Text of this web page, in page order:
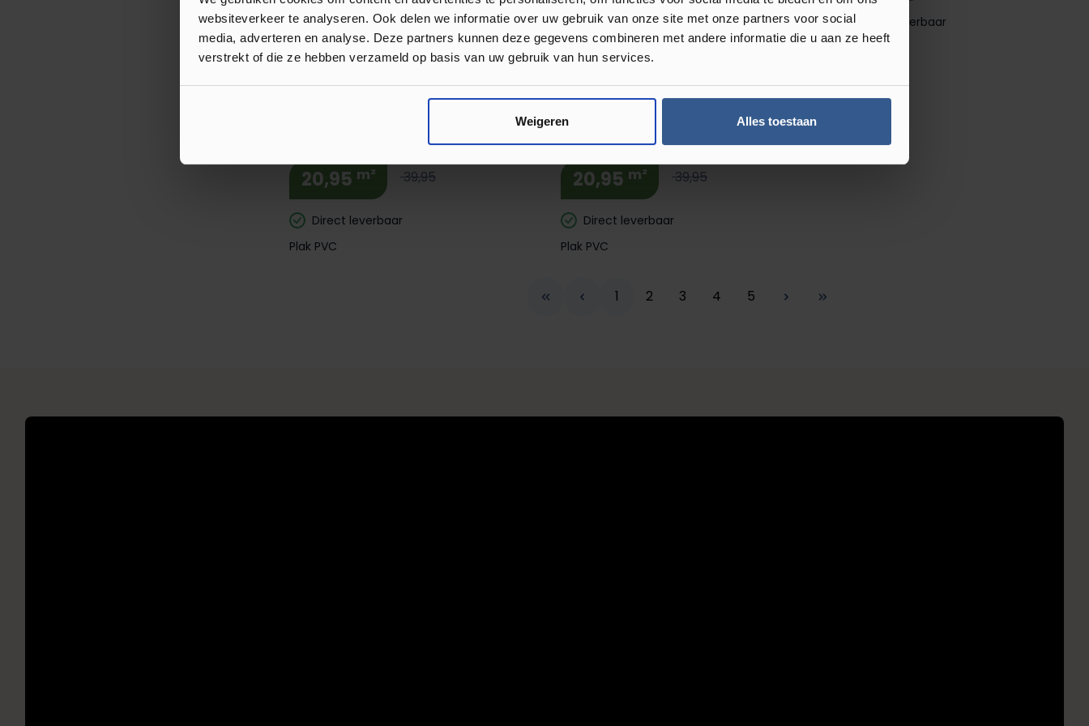
websiteverkeer te analyseren. Ook delen we informatie over uw gebruik van onze site met onze partners voor social
media, adverteren en analyse. Deze partners kunnen deze gegevens combineren met andere informatie die u aan ze heeft
verstrekt of die ze hebben verzameld op basis van uw gebruik van hun services.
Weigeren Alles toestaan
Direct leverbaar
Direct leverbaar
Direct leverbaar
Luxury Floors Plank XL Hilfersum Eik
20,95 m² 39,95
Direct leverbaar
Plak PVC
Luxury Floors Plank XL Lansmeer Eik
20,95 m² 39,95
Direct leverbaar
Plak PVC
Pagina
1 Pagina
2 Pagina
3 Pagina
4 Pagina
5